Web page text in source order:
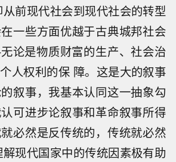
前现代社会到现代社会的转型
一些方面优越于古典城邦社会
论是物质财富的生产、社会治
人权利的保 障。这是大的叙事
叙事，我基本认同这一抽象勾
可进步论叙事和革命叙事所得
必然是反传统的，传统就必然
现代国家中的传统因素极有助